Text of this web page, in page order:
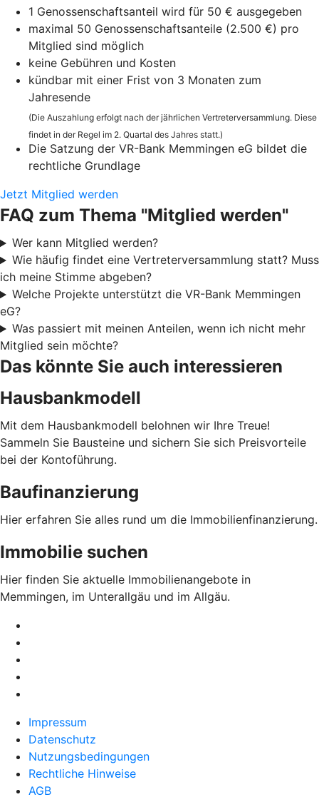
1 Genossenschaftsanteil wird für 50 € ausgegeben
maximal 50 Genossenschaftsanteile (2.500 €) pro
Mitglied sind möglich
keine Gebühren und Kosten
kündbar mit einer Frist von 3 Monaten zum
Jahresende
(Die Auszahlung erfolgt nach der jährlichen Vertreterversammlung. Diese
findet in der Regel im 2. Quartal des Jahres statt.)
Die Satzung der VR-Bank Memmingen eG bildet die
rechtliche Grundlage
Jetzt Mitglied werden
FAQ zum Thema "Mitglied werden"
Wer kann Mitglied werden?
Wie häufig findet eine Vertreterversammlung statt? Muss
ich meine Stimme abgeben?
Welche Projekte unterstützt die VR-Bank Memmingen
eG?
Was passiert mit meinen Anteilen, wenn ich nicht mehr
Mitglied sein möchte?
Das könnte Sie auch interessieren
Hausbankmodell
Mit dem Hausbankmodell belohnen wir Ihre Treue!
Sammeln Sie Bausteine und sichern Sie sich Preisvorteile
bei der Kontoführung.
Baufinanzierung
Hier erfahren Sie alles rund um die Immobilienfinanzierung.
Immobilie suchen
Hier finden Sie aktuelle Immobilienangebote in
Memmingen, im Unterallgäu und im Allgäu.
Impressum
Datenschutz
Nutzungsbedingungen
Rechtliche Hinweise
AGB